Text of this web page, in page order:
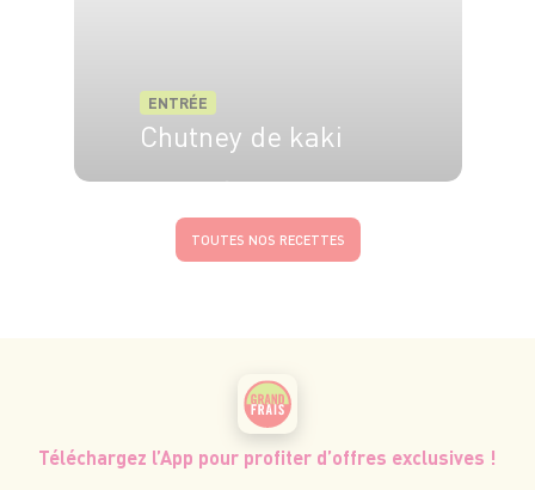
ENTRÉE
Chutney de kaki
TOUTES NOS RECETTES
Téléchargez l’App pour profiter d’offres exclusives !